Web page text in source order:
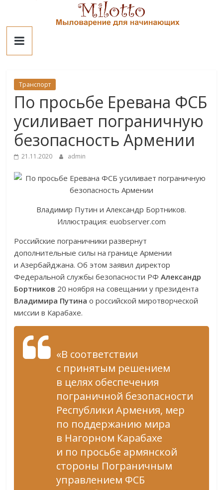
contentМилотто
Транспорт
По просьбе Еревана ФСБ
усиливает пограничную
безопасность Армении
21.11.2020 admin
Владимир Путин и Александр Бортников.
Иллюстрация: euobserver.com
Российские пограничники развернут
дополнительные силы на границе Армении
и Азербайджана. Об этом заявил директор
Федеральной службы безопасности РФАлександр
Бортников 20 ноября на совещании у президента
Владимира Путина о российской миротворческой
миссии в Карабахе.
«В соответствии
с принятым решением
в целях обеспечения
пограничной безопасности
Республики Армения, мер
по поддержанию мира
в Нагорном Карабахе
и по просьбе армянской
стороны Пограничным
управлением ФСБ